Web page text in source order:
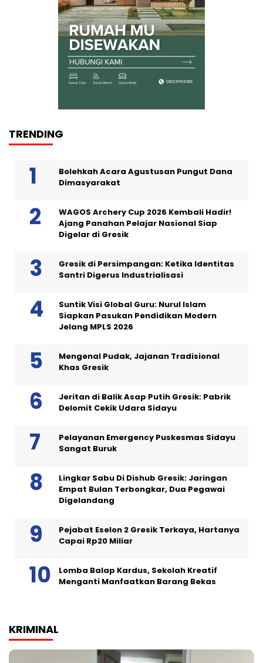
TRENDING
Bolehkah Acara Agustusan Pungut Dana
Dimasyarakat
WAGOS Archery Cup 2026 Kembali Hadir!
Ajang Panahan Pelajar Nasional Siap
Digelar di Gresik
Gresik di Persimpangan: Ketika Identitas
Santri Digerus Industrialisasi
Suntik Visi Global Guru: Nurul Islam
Siapkan Pasukan Pendidikan Modern
Jelang MPLS 2026
Mengenal Pudak, Jajanan Tradisional
Khas Gresik
Jeritan di Balik Asap Putih Gresik: Pabrik
Delomit Cekik Udara Sidayu
Pelayanan Emergency Puskesmas Sidayu
Sangat Buruk
Lingkar Sabu Di Dishub Gresik: Jaringan
Empat Bulan Terbongkar, Dua Pegawai
Digelandang
Pejabat Eselon 2 Gresik Terkaya, Hartanya
Capai Rp20 Miliar
Lomba Balap Kardus, Sekolah Kreatif
Menganti Manfaatkan Barang Bekas
KRIMINAL